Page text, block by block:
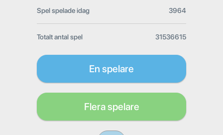
Spel spelade idag 3964
Totalt antal spel 31536615
En spelare
Flera spelare